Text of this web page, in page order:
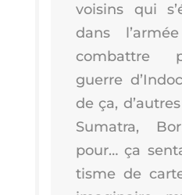
voi­sins qui
dans
com­battre
guerre
de ça,
Suma­tra,
pour… ça
tisme de